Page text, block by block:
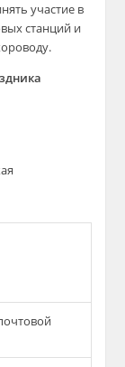
участие в
станций и